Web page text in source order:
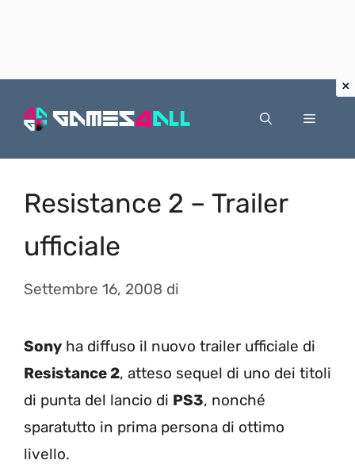
Menu
Resistance 2 – Trailer
ufficiale
Settembre 16, 2008 di
Sony ha diffuso il nuovo trailer ufficiale di
Resistance 2, atteso sequel di uno dei titoli
di punta del lancio di PS3, nonché
sparatutto in prima persona di ottimo
livello.